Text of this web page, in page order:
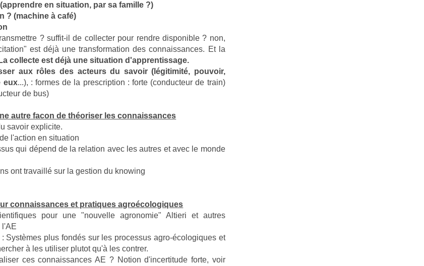
en situation, par sa famille ?)
? (machine à café)
? suffit-il de collecter pour rendre disponible ? non,
est déjà une transformation des connaissances. Et la
La collecte est déjà une situation d'apprentissage.
aux rôles des acteurs du savoir (légitimité, pouvoir,
eux...), : formes de la prescription : forte (conducteur de train)
de bus)
autre facon de théoriser les connaissances
savoir explicite.
l'action en situation
qui dépend de la relation avec les autres et avec le monde
ont travaillé sur la gestion du knowing
connaissances et pratiques agroécologiques
pour une "nouvelle agronomie" Altieri et autres
l'AE
Systèmes plus fondés sur les processus agro-écologiques et
à les utiliser plutot qu'à les contrer.
ces connaissances AE ? Notion d'incertitude forte, voir